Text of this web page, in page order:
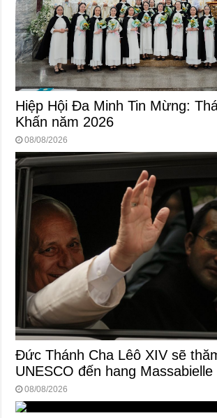
Hiệp Hội Đa Minh Tin Mừng:
Khấn năm 2026
08/08/2026
Đức Thánh Cha Lêô XIV sẽ
UNESCO đến hang Massabielle
08/08/2026